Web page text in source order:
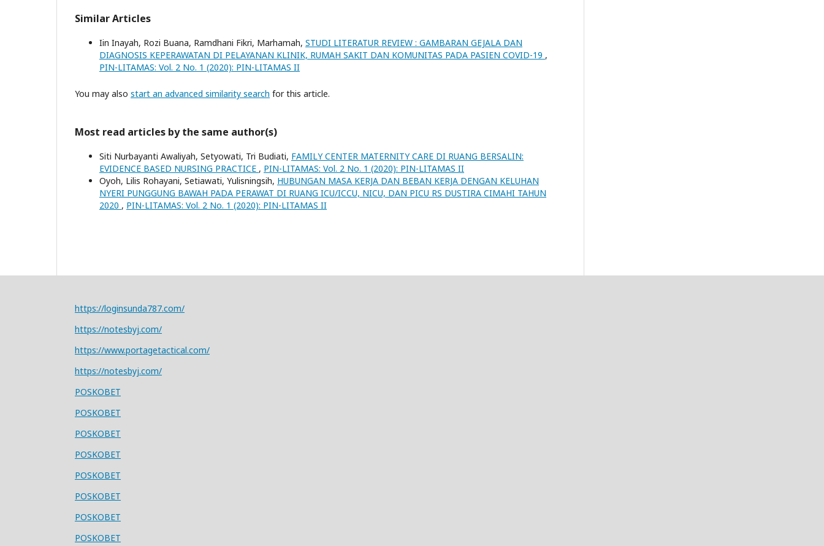
Similar Articles
Iin Inayah, Rozi Buana, Ramdhani Fikri, Marhamah, STUDI LITERATUR REVIEW : GAMBARAN GEJALA DAN
DIAGNOSIS KEPERAWATAN DI PELAYANAN KLINIK, RUMAH SAKIT DAN KOMUNITAS PADA PASIEN COVID-19 ,
PIN-LITAMAS: Vol. 2 No. 1 (2020): PIN-LITAMAS II
You may also start an advanced similarity search for this article.
Most read articles by the same author(s)
Siti Nurbayanti Awaliyah, Setyowati, Tri Budiati, FAMILY CENTER MATERNITY CARE DI RUANG BERSALIN:
EVIDENCE BASED NURSING PRACTICE , PIN-LITAMAS: Vol. 2 No. 1 (2020): PIN-LITAMAS II
Oyoh, Lilis Rohayani, Setiawati, Yulisningsih, HUBUNGAN MASA KERJA DAN BEBAN KERJA DENGAN KELUHAN
NYERI PUNGGUNG BAWAH PADA PERAWAT DI RUANG ICU/ICCU, NICU, DAN PICU RS DUSTIRA CIMAHI TAHUN
2020 , PIN-LITAMAS: Vol. 2 No. 1 (2020): PIN-LITAMAS II
https://loginsunda787.com/
https://notesbyj.com/
https://www.portagetactical.com/
https://notesbyj.com/
POSKOBET
POSKOBET
POSKOBET
POSKOBET
POSKOBET
POSKOBET
POSKOBET
POSKOBET